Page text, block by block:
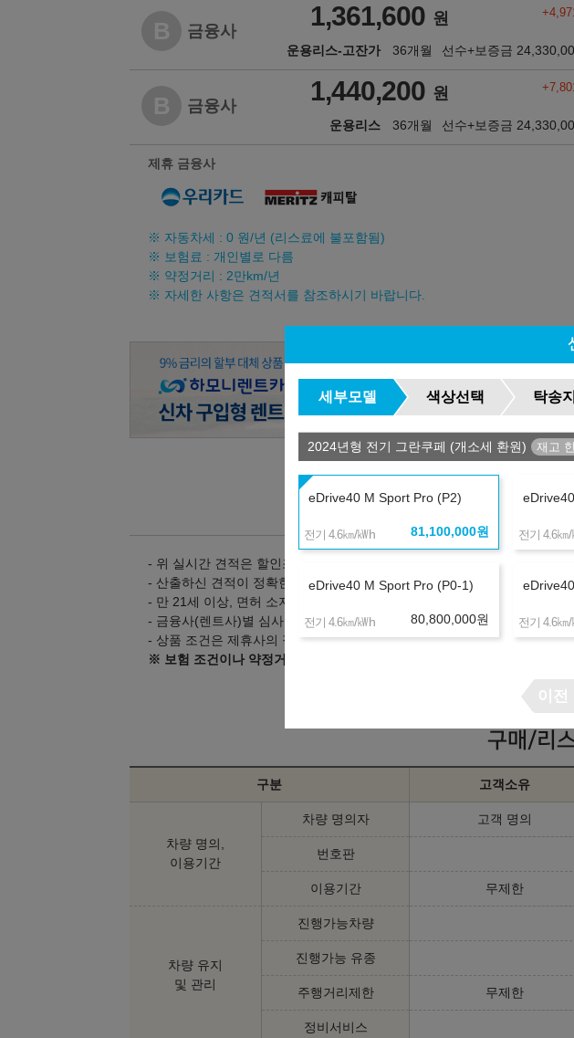
금융사
운용리스-고잔가
1,361,600 원
36개월 선수+보증금
금융사
운용리스
1,440,200 원
36개월 선수+보증금
제휴 금융사
※ 자동차세 : 0 원/년 (리스료에 불포함됨)
※ 보험료 : 개인별로 다름
※ 약정거리 : 2만km/년
※ 자세한 사항은 견적서를 참조하시기 바랍니다.
- 위 실시간 견적은 할인조건 및 탁송지역, 대리점/딜러사에 따라 달라질 수
- 산출하신 견적이 정확한지 상담을 통해 확인하시기 바랍니다.
- 만 21세 이상, 면허 소지 1년 이상의 고객만 진행 가능합니다.
- 금융사(렌트사)별 심사 기준은 다를 수 있으며, 신용 및 소득 불충족시 견
- 상품 조건은 제휴사의 정책 변경으로 인해 변동되거나 중단될 수 있습니
※ 보험 조건이나 약정거리 등 변경을 원하시는 견적은 플러스 친구를 등록
구매/리
구분 고객소유
차량 명의,
이용기간
차량 명의자 고객 명의
번호판
이용기간 무제한
차량 유지
및 관리
진행가능차량
진행가능 유종
주행거리제한 무제한
정비서비스
세부모델 색상선택 탁송
2024년형 전기 그란쿠페 (개소세 환원)
eDrive40 M Sport Pro (P2)
전기 4.6㎞/㎾h 81,100,000원 전기 4.6㎞/
eDrive40 M Sport Pro (P0-1)
전기 4.6㎞/㎾h 80,800,000원 전기 4.6㎞/